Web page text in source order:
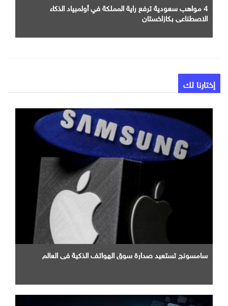
4 مواهب سعودية ترفع راية المملكة في أولمبياد الذكاء
الاصطناعي بكازاخستان
إختارنا لك
سامسونج تستعيد صدارة سوق الهواتف الذكية في العالم